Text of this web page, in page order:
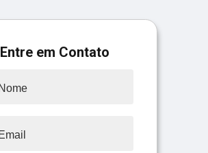
Entre em Contato